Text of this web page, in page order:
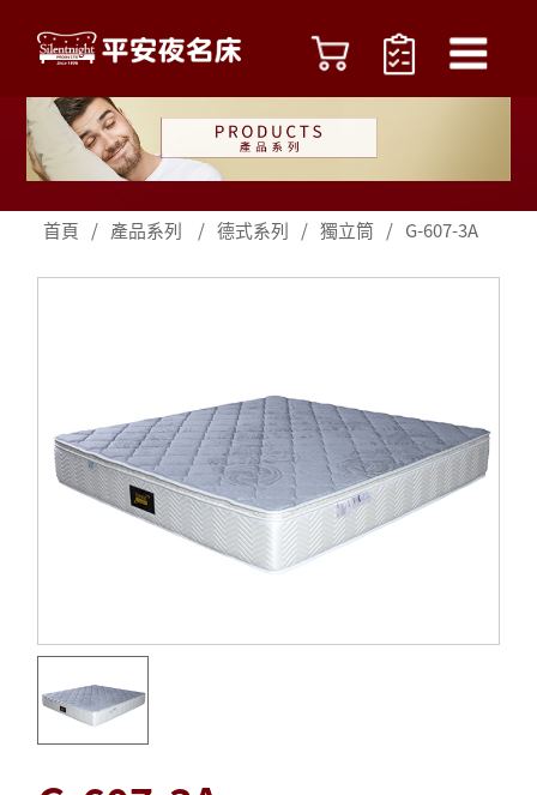
首頁 / 產品系列 / 德式系列 / 獨立筒 / G-607-3A